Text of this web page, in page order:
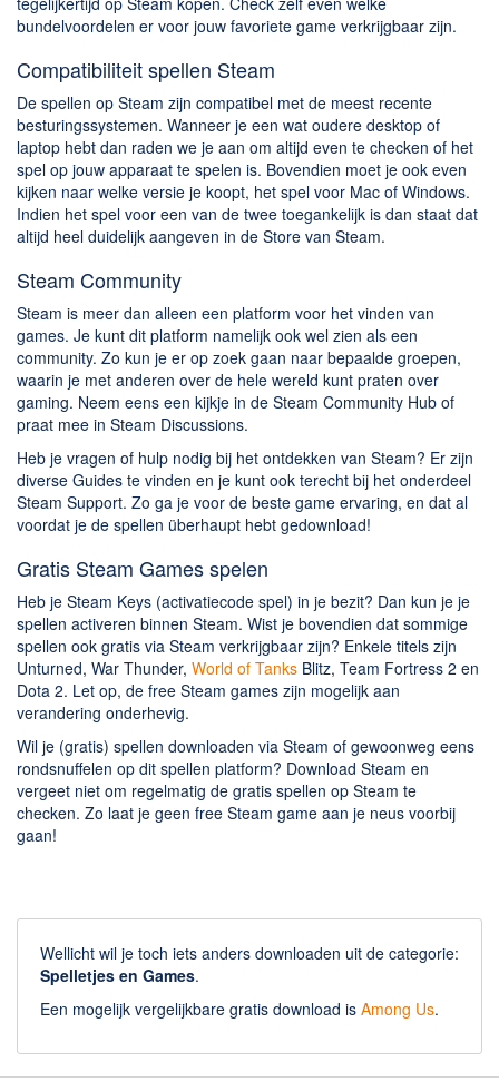
bundelvoordelen er voor jouw favoriete game verkrijgbaar zijn.
Compatibiliteit spellen Steam
De spellen op Steam zijn compatibel met de meest recente
besturingssystemen. Wanneer je een wat oudere desktop of
laptop hebt dan raden we je aan om altijd even te checken of het
spel op jouw apparaat te spelen is. Bovendien moet je ook even
kijken naar welke versie je koopt, het spel voor Mac of Windows.
Indien het spel voor een van de twee toegankelijk is dan staat dat
altijd heel duidelijk aangeven in de Store van Steam.
Steam Community
Steam is meer dan alleen een platform voor het vinden van
games. Je kunt dit platform namelijk ook wel zien als een
community. Zo kun je er op zoek gaan naar bepaalde groepen,
waarin je met anderen over de hele wereld kunt praten over
gaming. Neem eens een kijkje in de Steam Community Hub of
praat mee in Steam Discussions.
Heb je vragen of hulp nodig bij het ontdekken van Steam? Er zijn
diverse Guides te vinden en je kunt ook terecht bij het onderdeel
Steam Support. Zo ga je voor de beste game ervaring, en dat al
voordat je de spellen überhaupt hebt gedownload!
Gratis Steam Games spelen
Heb je Steam Keys (activatiecode spel) in je bezit? Dan kun je je
spellen activeren binnen Steam. Wist je bovendien dat sommige
spellen ook gratis via Steam verkrijgbaar zijn? Enkele titels zijn
Unturned, War Thunder, World of Tanks Blitz, Team Fortress 2 en
Dota 2. Let op, de free Steam games zijn mogelijk aan
verandering onderhevig.
Wil je (gratis) spellen downloaden via Steam of gewoonweg eens
rondsnuffelen op dit spellen platform? Download Steam en
vergeet niet om regelmatig de gratis spellen op Steam te
checken. Zo laat je geen free Steam game aan je neus voorbij
gaan!
Wellicht wil je toch iets anders downloaden uit de categorie:
Spelletjes en Games.
Een mogelijk vergelijkbare gratis download is Among Us.